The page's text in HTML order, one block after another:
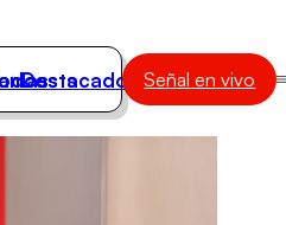
Destacados Señal en vivo